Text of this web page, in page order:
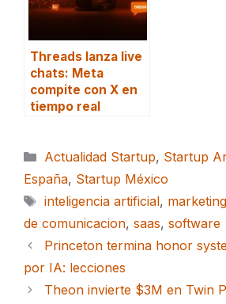
Threads lanza live
chats: Meta
compite con X en
tiempo real
Categorías
Actualidad Startup, Startup
España, Startup México
Etiquetas
inteligencia artificial,
de comunicacion, saas, software
Princeton termina honor
por IA: lecciones
Theon invierte $3M en Twin